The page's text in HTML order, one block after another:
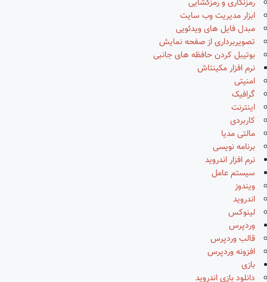
رمزنگاری و رمزگشایی
ابزار مدیریت وب سایت
مبدل فایل های ویدئویی
تصویربرداری از صفحه نمایش
بوتیبل کردن حافظه های جانبی
نرم افزار مکینتاش
امنیتی
گرافیک
اینترنت
کاربردی
مالتی مدیا
برنامه نویسی
نرم افزار اندروید
سیستم عامل
ویندوز
اندروید
لینوکس
وردپرس
قالب وردپرس
افزونه وردپرس
بازی
دانلود بازی اندروید